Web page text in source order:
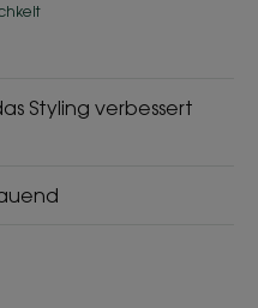
Styling verbessert